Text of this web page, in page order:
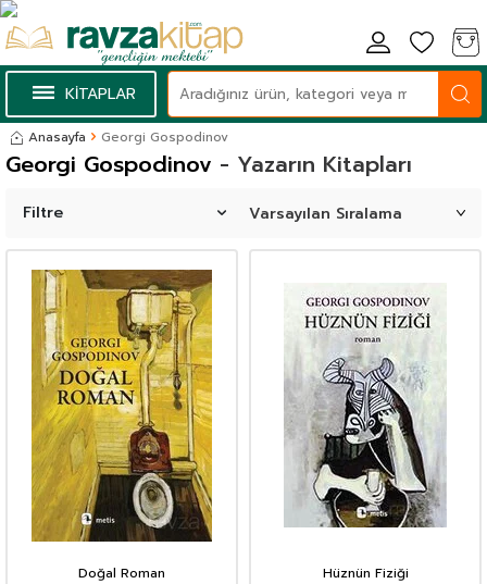
KİTAPLAR
Anasayfa Georgi Gospodinov
- Yazarın Kitapları
Georgi Gospodinov
Filtre
Doğal Roman Hüznün Fiziği